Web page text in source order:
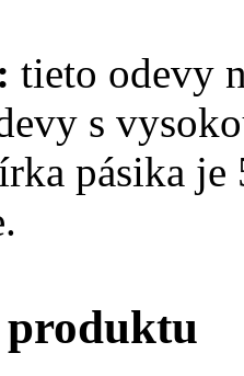
tieto odevy
s
pásika
produktu